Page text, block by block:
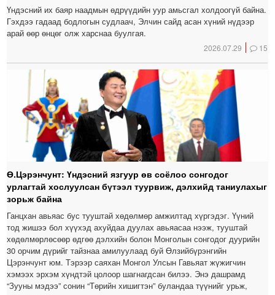
Үндэсний их баяр наадмын өдрүүдийн уур амьсгал холдоогүй байна.
Гэхдээ гадаад бодлогын судлаач, Элчин сайд асан хүний нүдээр
арай өөр өнцөг олж харснаа буулгая.
2026.07.29 15
Ө.Цэрэнчунт: Үндэсний язгуур өв соёлоо сонгодог
урлагтай хослуулсан бүтээл туурвиж, дэлхийд таниулахыг
зорьж байна
Ганцхан авьяас бус тууштай хөдөлмөр амжилтад хүргэдэг. Үүний
тод жишээ бол хүүхэд ахуйдаа дуулах авьяасаа нээж, тууштай
хөдөлмөрлөсөөр өдгөө дэлхийн болон Монголын сонгодог дуурийн
30 орчим дүрийг тайзнаа амилуулаад буй Өлзийбүрэнгийн
Цэрэнчунт юм. Тэрээр саяхан Монгол Улсын Гавьяат жүжигчин
хэмээх эрхэм хүндтэй цолоор шагнагдсан билээ. Энэ дашрамд
“Зууны мэдээ” сонин “Төрийн хишигтэн” буландаа түүнийг урьж,